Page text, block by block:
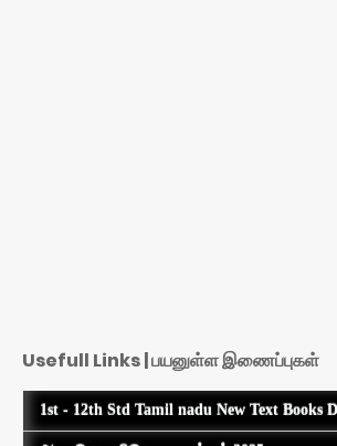
Usefull Links | பயனுள்ள இணைப்புகள்
1st - 12th Std Tamil nadu New Text Books